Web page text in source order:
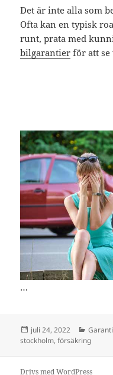
Det är inte alla som
Ofta kan en typisk
runt, prata med
bilgarantier för att se
…
Postat
juli 24, 2022 Garanti
stockholm,försäkring
Drivs med WordPress